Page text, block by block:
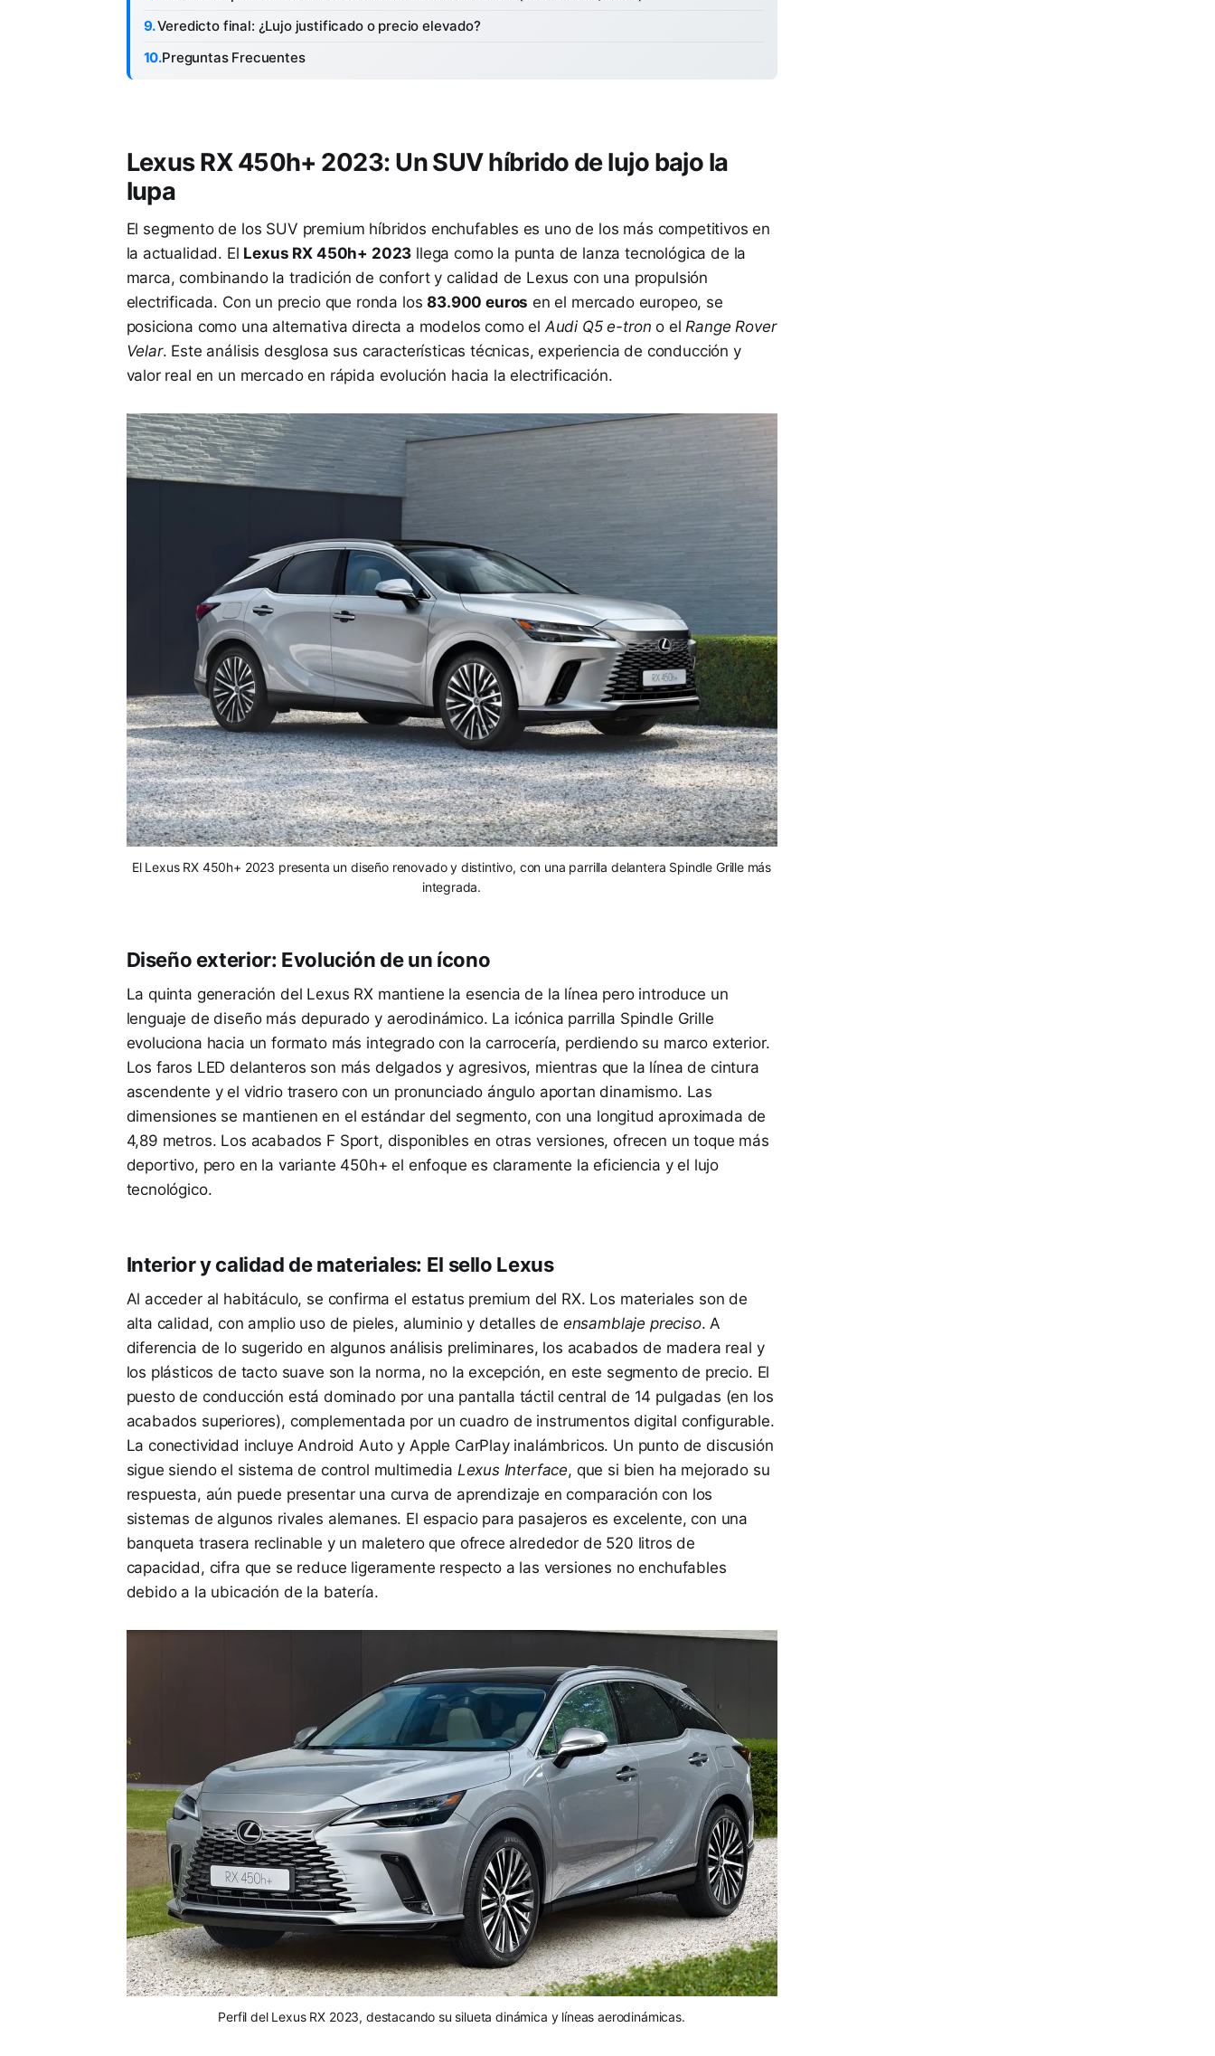
Veredicto final: ¿Lujo justificado o precio elevado?
Preguntas Frecuentes
Lexus RX 450h+ 2023: Un SUV híbrido de lujo bajo la
lupa
El segmento de los SUV premium híbridos enchufables es uno de los más competitivos en
la actualidad. El Lexus RX 450h+ 2023 llega como la punta de lanza tecnológica de la
marca, combinando la tradición de confort y calidad de Lexus con una propulsión
electrificada. Con un precio que ronda los83.900 euros en el mercado europeo, se
posiciona como una alternativa directa a modelos como elAudi Q5 e-tron o elRange Rover
Velar. Este análisis desglosa sus características técnicas, experiencia de conducción y
valor real en un mercado en rápida evolución hacia la electrificación.
El Lexus RX 450h+ 2023 presenta un diseño renovado y distintivo, con una parrilla delantera Spindle Grille más
integrada.
Diseño exterior: Evolución de un ícono
La quinta generación del Lexus RX mantiene la esencia de la línea pero introduce un
lenguaje de diseño más depurado y aerodinámico. La icónica parrilla Spindle Grille
evoluciona hacia un formato más integrado con la carrocería, perdiendo su marco exterior.
Los faros LED delanteros son más delgados y agresivos, mientras que la línea de cintura
ascendente y el vidrio trasero con un pronunciado ángulo aportan dinamismo. Las
dimensiones se mantienen en el estándar del segmento, con una longitud aproximada de
4,89 metros. Los acabados F Sport, disponibles en otras versiones, ofrecen un toque más
deportivo, pero en la variante 450h+ el enfoque es claramente la eficiencia y el lujo
tecnológico.
Interior y calidad de materiales: El sello Lexus
Al acceder al habitáculo, se confirma el estatus premium del RX. Los materiales son de
alta calidad, con amplio uso de pieles, aluminio y detalles de ensamblaje preciso. A
diferencia de lo sugerido en algunos análisis preliminares, los acabados de madera real y
los plásticos de tacto suave son la norma, no la excepción, en este segmento de precio. El
puesto de conducción está dominado por una pantalla táctil central de 14 pulgadas (en los
acabados superiores), complementada por un cuadro de instrumentos digital configurable.
La conectividad incluye Android Auto y Apple CarPlay inalámbricos. Un punto de discusión
sigue siendo el sistema de control multimedia Lexus Interface, que si bien ha mejorado su
respuesta, aún puede presentar una curva de aprendizaje en comparación con los
sistemas de algunos rivales alemanes. El espacio para pasajeros es excelente, con una
banqueta trasera reclinable y un maletero que ofrece alrededor de 520 litros de
capacidad, cifra que se reduce ligeramente respecto a las versiones no enchufables
debido a la ubicación de la batería.
Perfil del Lexus RX 2023, destacando su silueta dinámica y líneas aerodinámicas.